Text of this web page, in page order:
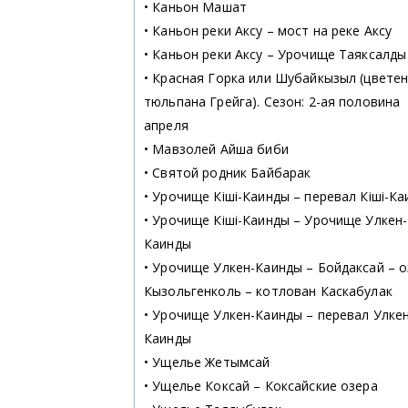
• Каньон Машат
• Каньон реки Аксу – мост на реке Аксу
• Каньон реки Аксу – Урочище Таяксалды
• Красная Горка или Шубайкызыл
тюльпана Грейга). Сезон: 2-ая половина
апреля
• Мавзолей Айша биби
• Святой родник Байбарак
• Урочище Кіші-Каинды – перевал Кіші-
• Урочище Кіші-Каинды – Урочище Улкен-
Каинды
• Урочище Улкен-Каинды – Бойдаксай –
Кызольгенколь – котлован Каскабулак
• Урочище Улкен-Каинды – перевал
Каинды
• Ущелье Жетымсай
• Ущелье Коксай – Коксайские озера